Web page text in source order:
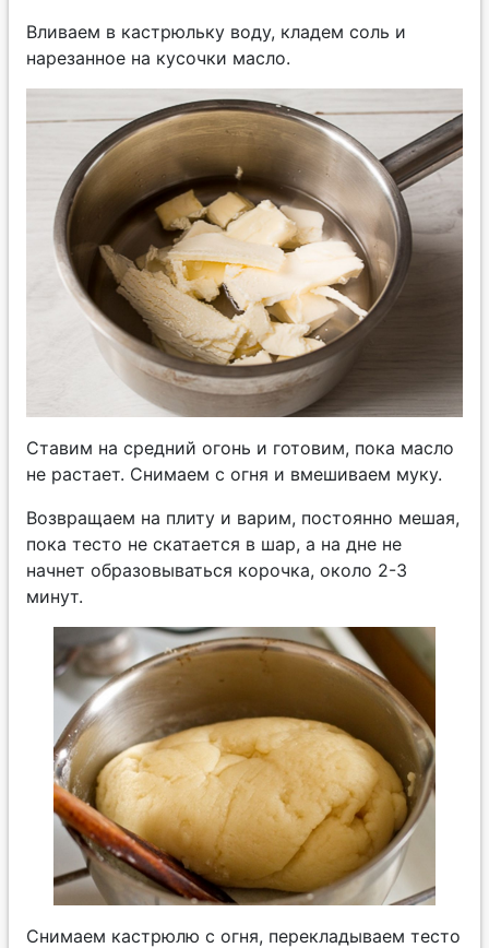
Вливаем в кастрюльку воду, кладем соль и
нарезанное на кусочки масло.
Ставим на средний огонь и готовим, пока масло
не растает. Снимаем с огня и вмешиваем муку.
Возвращаем на плиту и варим, постоянно мешая,
пока тесто не скатается в шар, а на дне не
начнет образовываться корочка, около 2-3
минут.
Снимаем кастрюлю с огня, перекладываем тесто